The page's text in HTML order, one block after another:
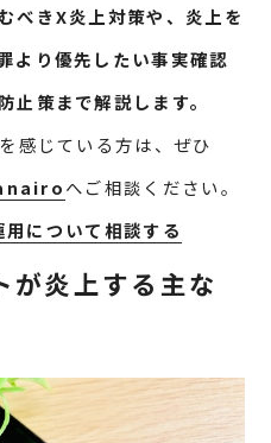
べきX炎上対策や、炎上を
より優先したい事実確認
止策まで解説します。
感じている方は、ぜひ
へご相談ください。
について相談する
が炎上する主な